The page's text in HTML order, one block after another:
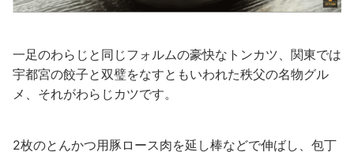
一足のわらじと同じフォルムの豪快なトンカツ、関東では
宇都宮の餃子と双璧をなすともいわれた秩父の名物グル
メ、それがわらじカツです。
2枚のとんかつ用豚ロース肉を延し棒などで伸ばし、包丁